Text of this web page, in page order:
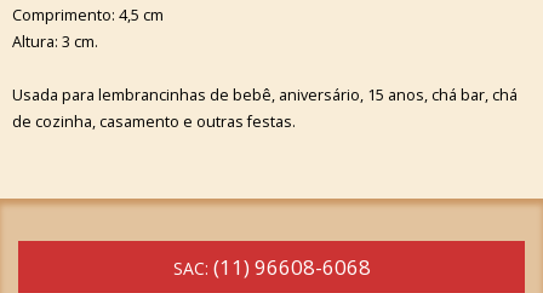
Comprimento: 4,5 cm
Altura: 3 cm.
Usada para lembrancinhas de bebê, aniversário, 15 anos, chá bar, chá
de cozinha, casamento e outras festas.
SAC: (11) 96608-6068